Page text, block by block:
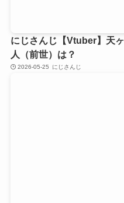
にじさんじ【Vtuber】天
人（前世）は？
2026-05-25 にじさんじ